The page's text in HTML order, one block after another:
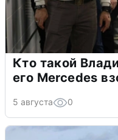
Кто такой
его Mercedes
5 августа 0